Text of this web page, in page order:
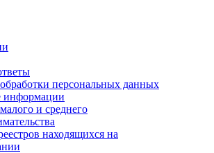
персональных данных
информации
и среднего
находящихся на